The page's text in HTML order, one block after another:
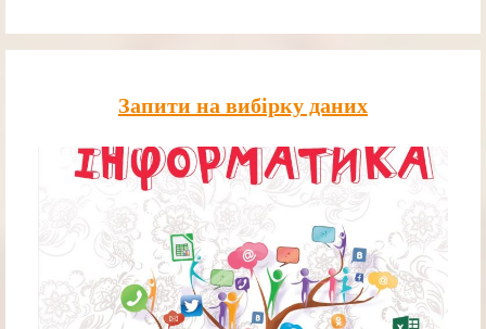
Запити на вибірку даних